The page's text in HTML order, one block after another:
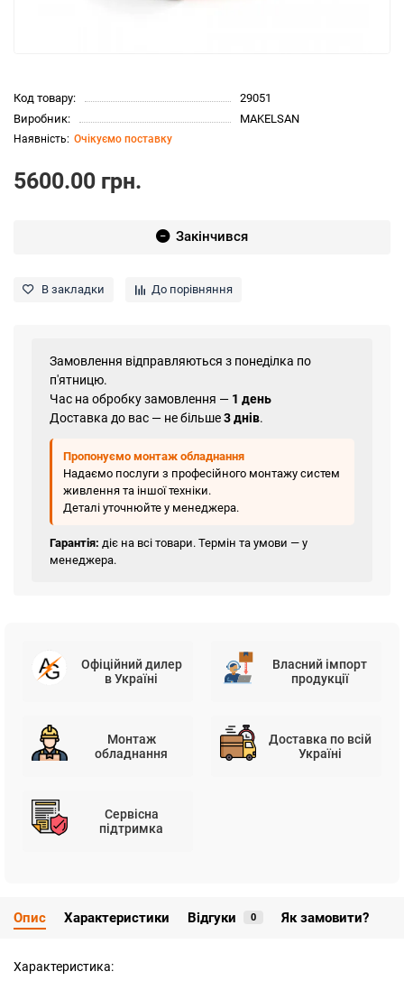
Код товару:
29051
Виробник:
MAKELSAN
Очікуємо поставку
5600.00 грн.
Закінчився
В закладки До порівняння
Замовлення відправляються з понеділка по
п'ятницю.
Час на обробку замовлення — 1 день
Доставка до вас — не більше3 днів.
Пропонуємо монтаж обладнання
Надаємо послуги з професійного монтажу систем
живлення та іншої техніки.
Деталі уточнюйте у менеджера.
Гарантія: діє на всі товари. Термін та умови — у
менеджера.
Офіційний дилер
в Україні
Власний імпорт
продукції
Монтаж
обладнання
Доставка по всій
Україні
Сервісна
підтримка
Опис Характеристики Відгуки 0 Як замовити?
Характеристика: